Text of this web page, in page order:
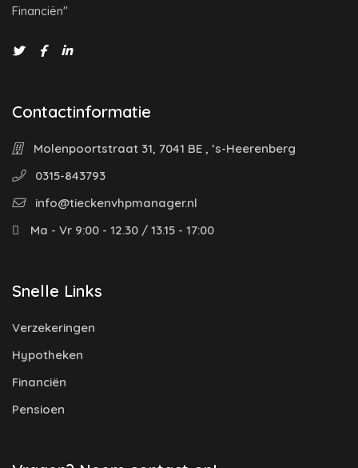
Financiën"
Contactinformatie
Molenpoortstraat 31, 7041 BE , ’s-Heerenberg
0315-843793
info@tieckenvhpmanager.nl
Ma - Vr 9:00 - 12.30 / 13.15 - 17:00
Snelle Links
Verzekeringen
Hypotheken
Financiën
Pensioen